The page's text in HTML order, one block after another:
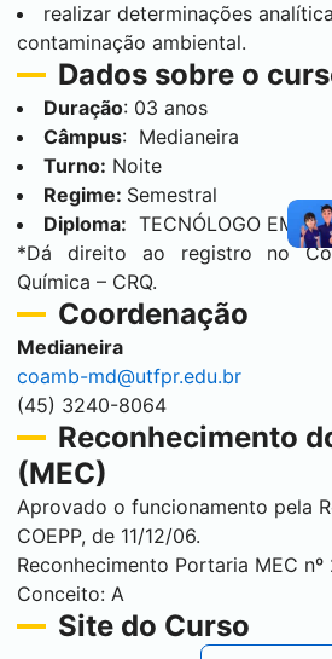
realizar determinações
contaminação ambiental.
Dados sobre o
Duração: 03 anos
Câmpus: Medianeira
Turno: Noite
Regime: Semestral
Diploma: TECNÓLOGO EM
*Dá direito ao registro no
Química – CRQ.
Coordenação
Medianeira
coamb-md@utfpr.edu.br
(45) 3240-8064
Reconhecimento
(MEC)
Aprovado o funcionamento pela
COEPP, de 11/12/06.
Reconhecimento Portaria MEC
Conceito: A
Site do Curso